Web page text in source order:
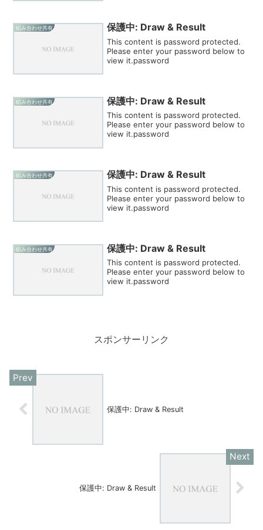
組み合わせ共有 保護中: Draw & Result
This content is password protected.
Please enter your password below to
view it.password
組み合わせ共有 保護中: Draw & Result
This content is password protected.
Please enter your password below to
view it.password
組み合わせ共有 保護中: Draw & Result
This content is password protected.
Please enter your password below to
view it.password
組み合わせ共有 保護中: Draw & Result
This content is password protected.
Please enter your password below to
view it.password
スポンサーリンク
保護中: Draw & Result
保護中: Draw & Result